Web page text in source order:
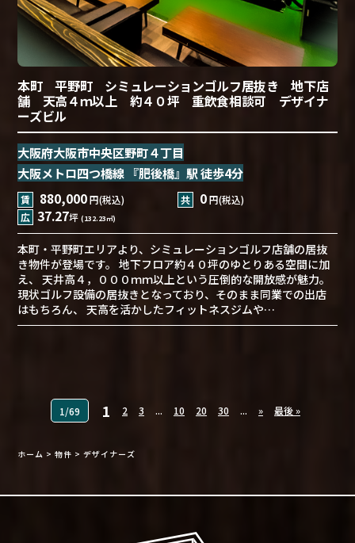
本町 平野町 シミュレーションゴルフ居抜き 地下店
舗 天高４ｍ以上 約４０坪 重飲食相談可 デザイナ
ーズビル
大阪府大阪市中央区野町４丁目
大阪メトロ四つ橋線 『肥後橋』駅 徒歩4分
賃 880,000円(税込) 共 0円(税込)
広 37.27坪(132.23㎡)
本町・平野町エリアより、シミュレーションゴルフ店舗の居抜
き物件が登場です。 地下フロア約４０坪のゆとりある空間に加
え、 天井高４，０００ｍｍ以上という圧倒的な開放感が魅力。
現状ゴルフ設備の居抜きとなっており、そのまま同業での出店
はもちろん、 天高を活かしたフィットネスジムや…
1/69 1 2 3 ... 10 20 30 ... » 最後 »
ホーム >物件 >デザイナーズ